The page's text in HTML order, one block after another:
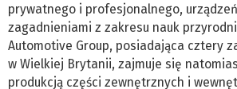
prywatnego i profesjonalnego,
zagadnieniami z zakresu nauk
Automotive Group, posiadająca cztery
w Wielkiej Brytanii, zajmuje się
produkcją części zewnętrznych i